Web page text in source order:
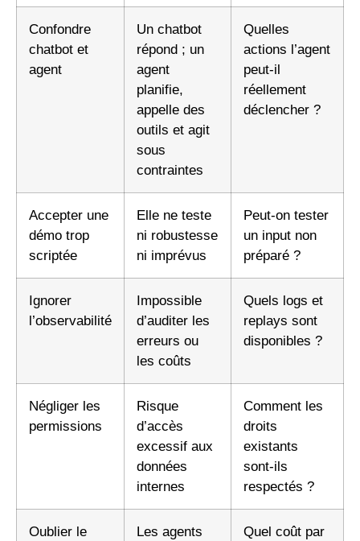
Confondre
chatbot et
agent
Un chatbot
répond ; un
agent
planifie,
appelle des
outils et agit
sous
contraintes
Quelles
actions l’agent
peut-il
réellement
déclencher ?
Accepter une
démo trop
scriptée
Elle ne teste
ni robustesse
ni imprévus
Peut-on tester
un input non
préparé ?
Ignorer
l’observabilité
Impossible
d’auditer les
erreurs ou
les coûts
Quels logs et
replays sont
disponibles ?
Négliger les
permissions
Risque
d’accès
excessif aux
données
internes
Comment les
droits
existants
sont-ils
respectés ?
Oublier le
Les agents
Quel coût par